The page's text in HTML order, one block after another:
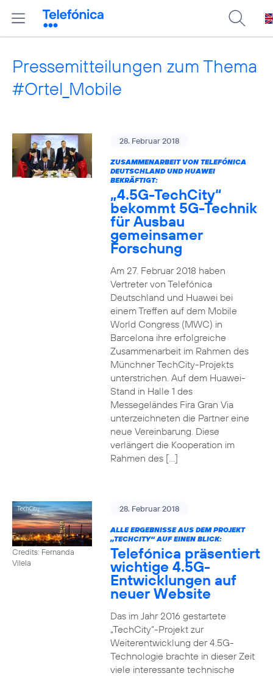
Pressemitteilungen zum Thema
#Ortel_Mobile
28. Februar 2018
ZUSAMMENARBEIT VON TELEFÓNICA
DEUTSCHLAND UND HUAWEI
BEKRÄFTIGT:
„4.5G-TechCity“
bekommt 5G-Technik
für Ausbau
gemeinsamer
Forschung
Am 27. Februar 2018 haben
Vertreter von Telefónica
Deutschland und Huawei bei
einem Treffen auf dem Mobile
World Congress (MWC) in
Barcelona ihre erfolgreiche
Zusammenarbeit im Rahmen des
Münchner TechCity-Projekts
unterstrichen. Auf dem Huawei-
Stand in Halle 1 des
Messegeländes Fira Gran Via
unterzeichneten die Partner eine
neue Vereinbarung. Diese
verlängert die Kooperation im
Rahmen des […]
Credits: Fernanda
Vilela
28. Februar 2018
ALLE ERGEBNISSE AUS DEM PROJEKT
„TECHCITY“ AUF EINEN BLICK:
Telefónica präsentiert
wichtige 4.5G-
Entwicklungen auf
neuer Website
Das im Jahr 2016 gestartete
„TechCity“-Projekt zur
Weiterentwicklung der 4.5G-
Technologie brachte in dieser Zeit
viele interessante technische